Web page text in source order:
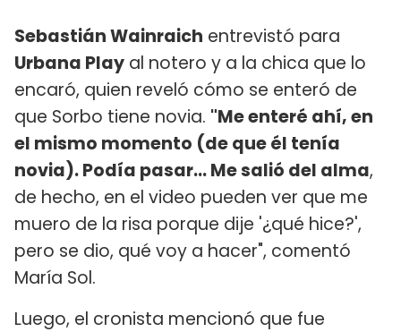
Sebastián Wainraich entrevistó para
Urbana Play al notero y a la chica que lo
encaró, quien reveló cómo se enteró de
que Sorbo tiene novia. "Me enteré ahí, en
el mismo momento (de que él tenía
novia). Podía pasar... Me salió del alma,
de hecho, en el video pueden ver que me
muero de la risa porque dije '¿qué hice?',
pero se dio, qué voy a hacer", comentó
María Sol.
Luego, el cronista mencionó que fue